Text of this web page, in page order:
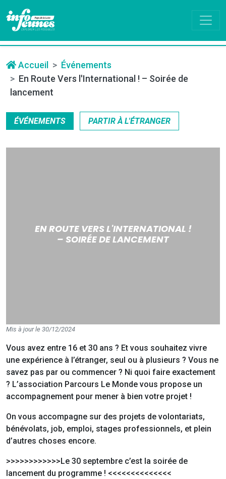
Accueil
Événements
En Route Vers l'International ! – Soirée de
lancement
ÉVÉNEMENTS PARTIR À L'ÉTRANGER
EN ROUTE VERS L'INTERNATIONAL !
– SOIRÉE DE LANCEMENT
Mis à jour le 30/12/2024
Vous avez entre 16 et 30 ans ? Et vous souhaitez vivre
une expérience à l’étranger, seul ou à plusieurs ? Vous ne
savez pas par ou commencer ? Ni quoi faire exactement
? L’association Parcours Le Monde vous propose un
accompagnement pour mener à bien votre projet !
On vous accompagne sur des projets de volontariats,
bénévolats, job, emploi, stages professionnels, et plein
d’autres choses encore.
>>>>>>>>>>>>Le 30 septembre c’est la soirée de
lancement du programme ! <<<<<<<<<<<<<<